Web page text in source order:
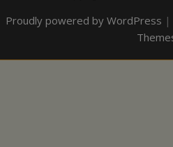
Proudly powered by WordPress |